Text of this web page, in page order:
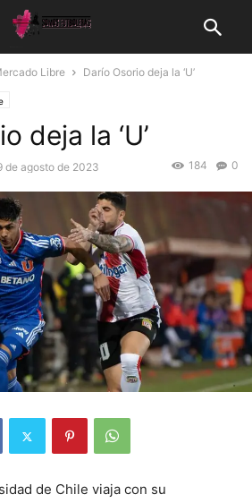
Libre Darío Osorio deja la ‘U’
deja la ‘U’
de agosto de 2023 0
184
de Chile viaja con su